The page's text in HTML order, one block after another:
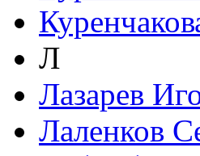
Л
Лазарев
Лаленков